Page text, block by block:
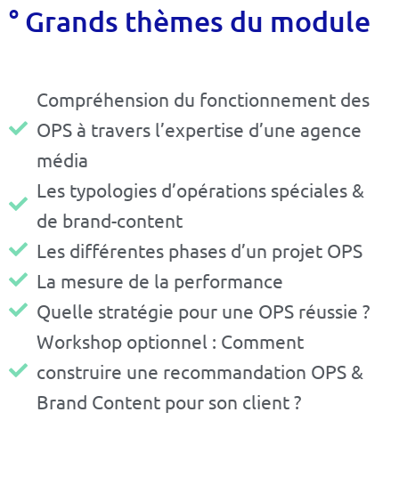
° Grands thèmes du module
Compréhension du fonctionnement des
OPS à travers l’expertise d’une agence
média
Les typologies d’opérations spéciales &
de brand-content
Les différentes phases d’un projet OPS
La mesure de la performance
Quelle stratégie pour une OPS réussie ?
Workshop optionnel : Comment
construire une recommandation OPS &
Brand Content pour son client ?